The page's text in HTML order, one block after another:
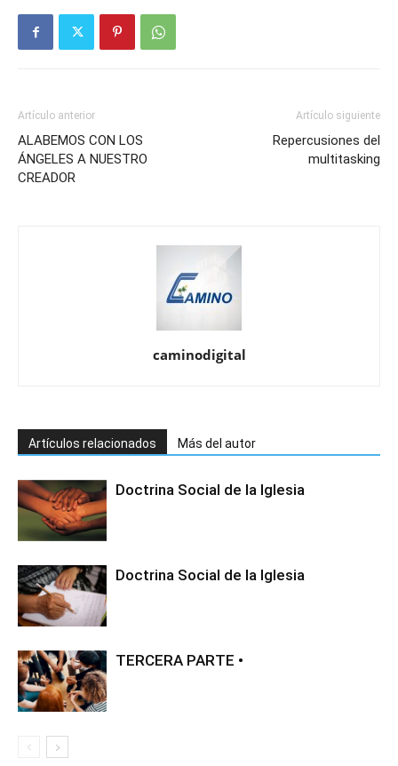
Artículo anterior
ALABEMOS CON LOS
ÁNGELES A NUESTRO
CREADOR
Artículo siguiente
Repercusiones del
multitasking
caminodigital
Artículos relacionados Más del autor
Doctrina Social de la Iglesia
Doctrina Social de la Iglesia
TERCERA PARTE •